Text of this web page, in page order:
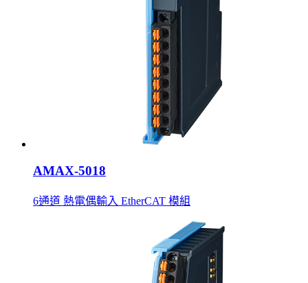
AMAX-5018
6通道 熱電偶輸入 EtherCAT 模組